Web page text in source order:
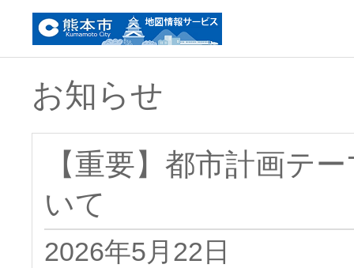
お知らせ
【重要】都市計画テ
いて
2026年5月22日